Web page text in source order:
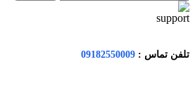
تلفن تماس : 09182550009